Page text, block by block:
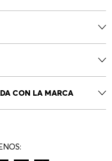
CON LA MARCA